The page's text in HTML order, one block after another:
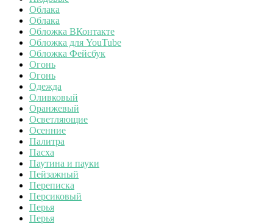
Облака
Облака
Обложка ВКонтакте
Обложка для YouTube
Обложка Фейсбук
Огонь
Огонь
Одежда
Оливковый
Оранжевый
Осветляющие
Осенние
Палитра
Пасха
Паутина и пауки
Пейзажный
Переписка
Персиковый
Перья
Перья